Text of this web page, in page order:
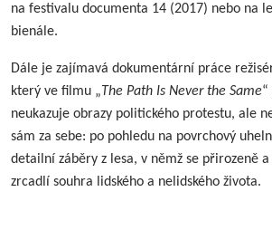
na festivalu documenta 14 (2017) nebo na
bienále.
Dále je zajímavá dokumentární práce
který ve filmu „The Path Is Never the Same“
neukazuje obrazy politického protestu, ale
sám za sebe: po pohledu na povrchový
detailní záběry z lesa, v němž se přirozeně
zrcadlí souhra lidského a nelidského života.